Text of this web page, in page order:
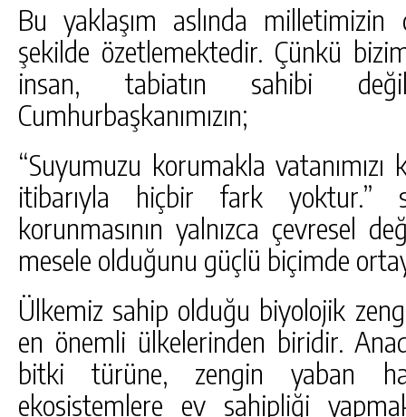
Bu yaklaşım aslında milletimizin
şekilde özetlemektedir. Çünkü
insan, tabiatın sahibi
Cumhurbaşkanımızın;
“Suyumuzu korumakla
itibarıyla hiçbir fark yoktur.”
korunmasının yalnızca çevresel
mesele olduğunu güçlü biçimde
Ülkemiz sahip olduğu biyolojik
en önemli ülkelerinden biridir.
bitki türüne, zengin yaban
ekosistemlere ev sahipliği